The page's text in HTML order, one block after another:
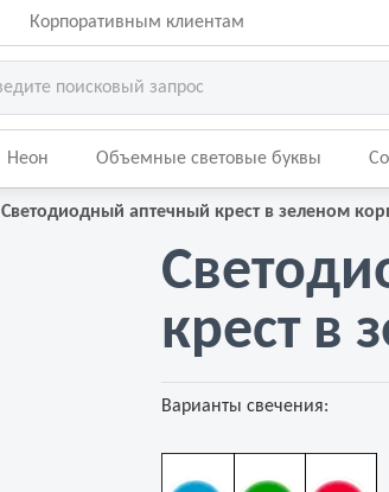
Корпоративным клиентам
Неон Объемные световые буквы
Светодиодный аптечный крест в зеленом
крест в
Варианты свечения: